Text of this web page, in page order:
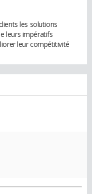
les solutions
leurs impératifs
leur compétitivité